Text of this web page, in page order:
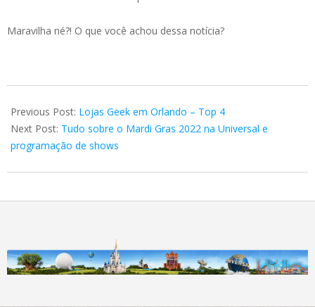
Maravilha né?! O que você achou dessa notícia?
01-
05
Previous Post: Lojas Geek em Orlando – Top 4
Next Post: Tudo sobre o Mardi Gras 2022 na Universal e
programação de shows